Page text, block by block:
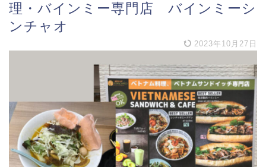
理・バインミー専門店 バインミーシ
ンチャオ
2023年10月27日